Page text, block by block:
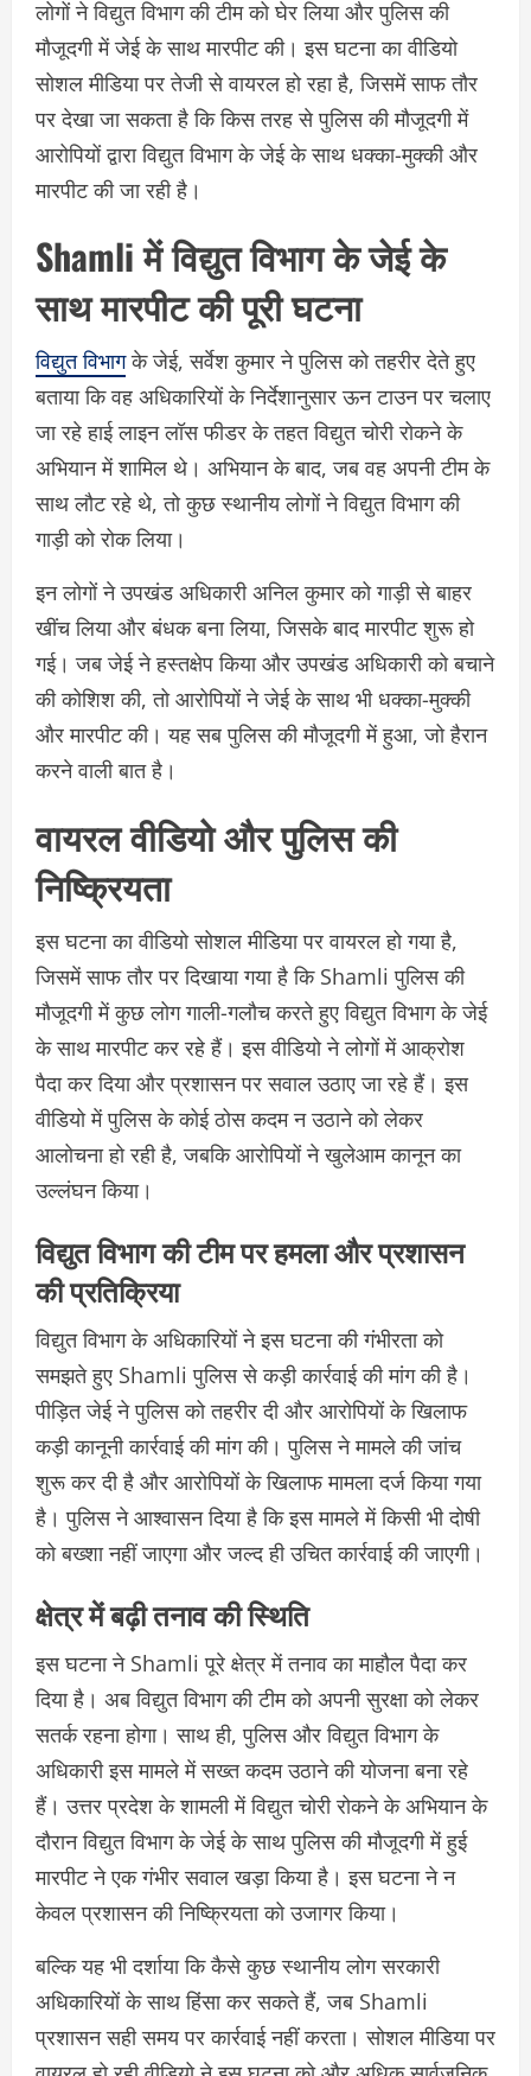
लोगों ने विद्युत विभाग की टीम को घेर लिया और पुलिस की
मौजूदगी में जेई के साथ मारपीट की। इस घटना का वीडियो
सोशल मीडिया पर तेजी से वायरल हो रहा है, जिसमें साफ तौर
पर देखा जा सकता है कि किस तरह से पुलिस की मौजूदगी में
आरोपियों द्वारा विद्युत विभाग के जेई के साथ धक्का-मुक्की और
मारपीट की जा रही है।
Shamli में विद्युत विभाग के जेई के
साथ मारपीट की पूरी घटना
विद्युत विभागके जेई, सर्वेश कुमार ने पुलिस को तहरीर देते हुए
बताया कि वह अधिकारियों के निर्देशानुसार ऊन टाउन पर चलाए
जा रहे हाई लाइन लॉस फीडर के तहत विद्युत चोरी रोकने के
अभियान में शामिल थे। अभियान के बाद, जब वह अपनी टीम के
साथ लौट रहे थे, तो कुछ स्थानीय लोगों ने विद्युत विभाग की
गाड़ी को रोक लिया।
इन लोगों ने उपखंड अधिकारी अनिल कुमार को गाड़ी से बाहर
खींच लिया और बंधक बना लिया, जिसके बाद मारपीट शुरू हो
गई। जब जेई ने हस्तक्षेप किया और उपखंड अधिकारी को बचाने
की कोशिश की, तो आरोपियों ने जेई के साथ भी धक्का-मुक्की
और मारपीट की। यह सब पुलिस की मौजूदगी में हुआ, जो हैरान
करने वाली बात है।
वायरल वीडियो और पुलिस की
निष्क्रियता
इस घटना का वीडियो सोशल मीडिया पर वायरल हो गया है,
जिसमें साफ तौर पर दिखाया गया है कि Shamli पुलिस की
मौजूदगी में कुछ लोग गाली-गलौच करते हुए विद्युत विभाग के जेई
के साथ मारपीट कर रहे हैं। इस वीडियो ने लोगों में आक्रोश
पैदा कर दिया और प्रशासन पर सवाल उठाए जा रहे हैं। इस
वीडियो में पुलिस के कोई ठोस कदम न उठाने को लेकर
आलोचना हो रही है, जबकि आरोपियों ने खुलेआम कानून का
उल्लंघन किया।
विद्युत विभाग की टीम पर हमला और प्रशासन
की प्रतिक्रिया
विद्युत विभाग के अधिकारियों ने इस घटना की गंभीरता को
समझते हुए Shamli पुलिस से कड़ी कार्रवाई की मांग की है।
पीड़ित जेई ने पुलिस को तहरीर दी और आरोपियों के खिलाफ
कड़ी कानूनी कार्रवाई की मांग की। पुलिस ने मामले की जांच
शुरू कर दी है और आरोपियों के खिलाफ मामला दर्ज किया गया
है। पुलिस ने आश्वासन दिया है कि इस मामले में किसी भी दोषी
को बख्शा नहीं जाएगा और जल्द ही उचित कार्रवाई की जाएगी।
क्षेत्र में बढ़ी तनाव की स्थिति
इस घटना ने Shamli पूरे क्षेत्र में तनाव का माहौल पैदा कर
दिया है। अब विद्युत विभाग की टीम को अपनी सुरक्षा को लेकर
सतर्क रहना होगा। साथ ही, पुलिस और विद्युत विभाग के
अधिकारी इस मामले में सख्त कदम उठाने की योजना बना रहे
हैं। उत्तर प्रदेश के शामली में विद्युत चोरी रोकने के अभियान के
दौरान विद्युत विभाग के जेई के साथ पुलिस की मौजूदगी में हुई
मारपीट ने एक गंभीर सवाल खड़ा किया है। इस घटना ने न
केवल प्रशासन की निष्क्रियता को उजागर किया।
बल्कि यह भी दर्शाया कि कैसे कुछ स्थानीय लोग सरकारी
अधिकारियों के साथ हिंसा कर सकते हैं, जब Shamli
प्रशासन सही समय पर कार्रवाई नहीं करता। सोशल मीडिया पर